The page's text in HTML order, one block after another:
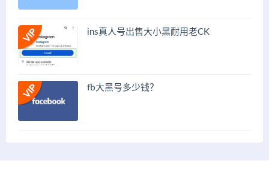
ins真人号出售大小黑耐用老CK
fb大黑号多少钱？